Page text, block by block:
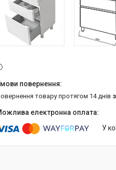
повернення товару протягом 14 днів
У